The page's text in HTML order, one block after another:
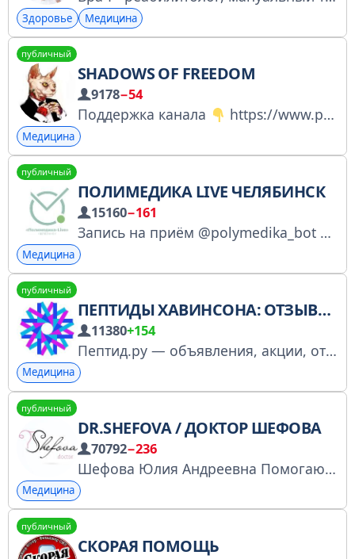
Здоровье Медицина
публичный
SHADOWS OF FREEDOM
9178−54
Поддержка канала https://www.paypal.com/ncp/payment/8B3Y4V4D87ETQ Реклама и сотрудничество: soula3223@gmail.com
Медицина
публичный
ПОЛИМЕДИКА LIVE ЧЕЛЯБИНСК
15160−161
Запись на приём @polymedika_bot Колл-центр +73512409977
Медицина
публичный
ПЕПТИДЫ ХАВИНСОНА: ОТЗЫВЫ И ИНФОРМАЦИЯ
11380+154
Пептид.ру — объявления, акции, отзывы
Медицина
публичный
DR.SHEFOVA / ДОКТОР ШЕФОВА
70792−236
Шефова Юлия Андреевна Помогаю сохранить и восстановить здоровье — Гинеколог-эндокринолог — Репродуктолог — Врач УЗИ — Фитотерапевт — Превентивная медицина Канал содержит также информацию о моих продуктах и услугах. https://shefova.online/
Медицина
публичный
СКОРАЯ ПОМОЩЬ